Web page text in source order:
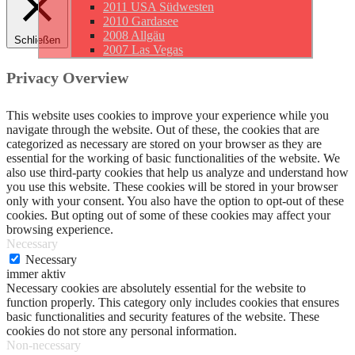
2011 USA Südwesten
2010 Gardasee
2008 Allgäu
2007 Las Vegas
Schließen
Privacy Overview
This website uses cookies to improve your experience while you
navigate through the website. Out of these, the cookies that are
categorized as necessary are stored on your browser as they are
essential for the working of basic functionalities of the website. We
also use third-party cookies that help us analyze and understand how
you use this website. These cookies will be stored in your browser
only with your consent. You also have the option to opt-out of these
cookies. But opting out of some of these cookies may affect your
browsing experience.
Necessary
Necessary
immer aktiv
Necessary cookies are absolutely essential for the website to
function properly. This category only includes cookies that ensures
basic functionalities and security features of the website. These
cookies do not store any personal information.
Non-necessary